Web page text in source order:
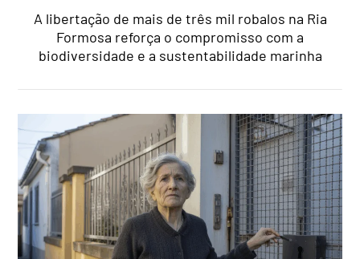
A libertação de mais de três mil robalos na Ria
Formosa reforça o compromisso com a
biodiversidade e a sustentabilidade marinha